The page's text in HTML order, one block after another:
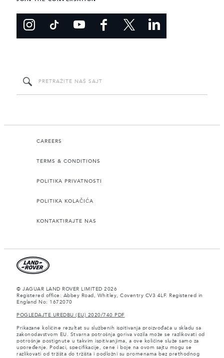
CAREERS
TERMS & CONDITIONS
POLITIKA PRIVATNOSTI
POLITIKA KOLAČIĆA
KONTAKTIRAJTE NAS
© JAGUAR LAND ROVER LIMITED 2026
Registered office: Abbey Road, Whitley, Coventry CV3 4LF. Registered in
England No: 1672070
POGLEDAJTE UREDBU (EU) 2020/740 PDF
Prikazane količine rezultat su službenih ispitivanja proizvođača u skladu sa
zakonodavstvom EU. Stvarna potrošnja goriva vozila može se razlikovati od
potrošnje postignute u takvim ispitivanjima, a ove količine služe samo za
upoređenje. Podaci, specifikacije, cene i boje na ovom sajtu mogu se
razlikovati od tržišta do tržišta i podložni su promenama bez prethodnog